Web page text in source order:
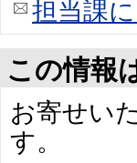
担当課
この情報
お寄せい
す。